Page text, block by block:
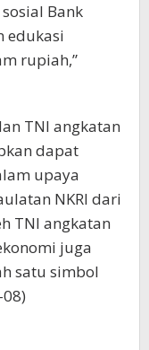
Bank
edukasi
rupiah,”
TNI angkatan
dapat
upaya
NKRI dari
TNI angkatan
juga
satu simbol